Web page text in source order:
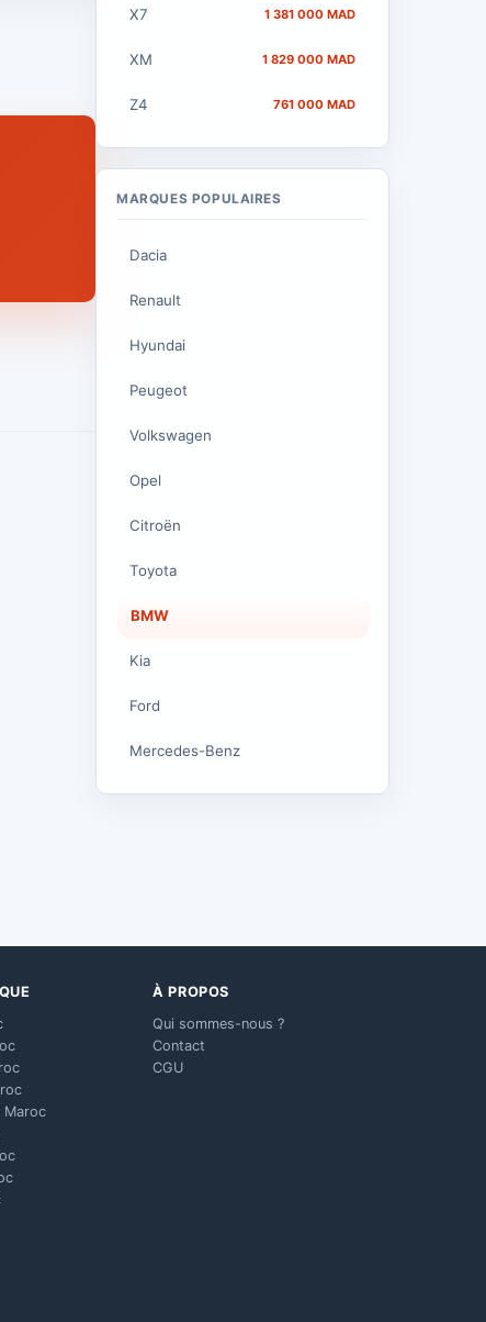
X7 1 381 000 MAD
XM 1 829 000 MAD
Z4 761 000 MAD
MARQUES POPULAIRES
Dacia
Renault
Hyundai
Peugeot
Volkswagen
Opel
Citroën
Toyota
BMW
Kia
Ford
Mercedes-Benz
Maroc
À PROPOS
Qui sommes-nous ?
Contact
CGU